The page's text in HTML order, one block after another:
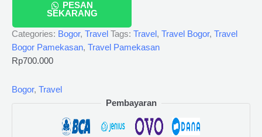
PESAN
SEKARANG
Categories: Bogor, Travel Tags: Travel , Travel Bogor, Travel
Bogor Pamekasan, Travel Pamekasan
Rp700.000
Bogor, Travel
Pembayaran